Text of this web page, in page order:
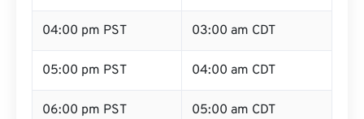
04:00 pm PST 03:00 am CDT
05:00 pm PST 04:00 am CDT
06:00 pm PST 05:00 am CDT